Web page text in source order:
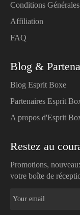
Conditions
Affiliation
FAQ
Blog &
Blog Esprit Boxe
Partenaires Esprit
A propos d'Esprit
Restez au
Promotions,
votre boîte de